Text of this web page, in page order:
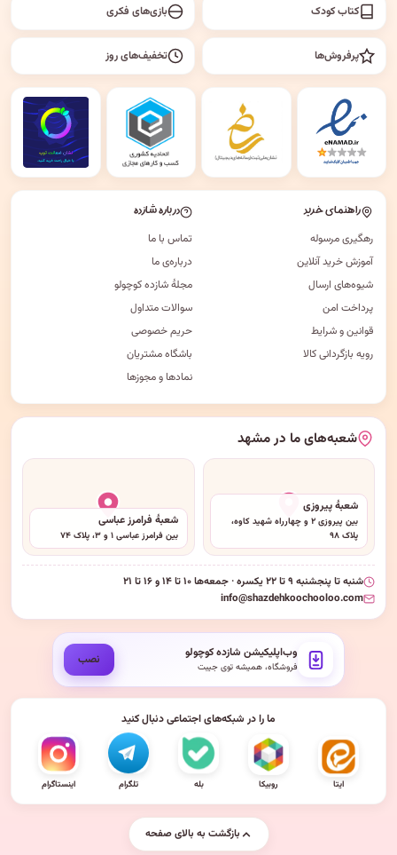
کتاب کودک بازی‌های فکری
پرفروش‌ها تخفیف‌های روز
راهنمای خرید
رهگیری مرسوله
آموزش خرید آنلاین
شیوه‌های ارسال
پرداخت امن
قوانین و شرایط
رویه بازگردانی کالا
درباره شازده
تماس با ما
درباره‌ی ما
مجلهٔ شازده کوچولو
سوالات متداول
حریم خصوصی
باشگاه مشتریان
نمادها و مجوزها
شعبه‌های ما در مشهد
شعبهٔ پیروزی
بین پیروزی ۲ و چهارراه شهید کاوه،
پلاک ۹۸
شعبهٔ فرامرز عباسی
بین فرامرز عباسی ۱ و ۳، پلاک ۷۴
شنبه تا پنجشنبه ۹ تا ۲۲ یکسره · جمعه‌ها ۱۰ تا ۱۴ و ۱۶ تا ۲۱
info@shazdehkoochooloo.com
وب‌اپلیکیشن شازده کوچولو
فروشگاه، همیشه توی جیبت نصب
ما را در شبکه‌های اجتماعی دنبال کنید
ایتا روبیکا بله تلگرام اینستاگرام
بازگشت به بالای صفحه